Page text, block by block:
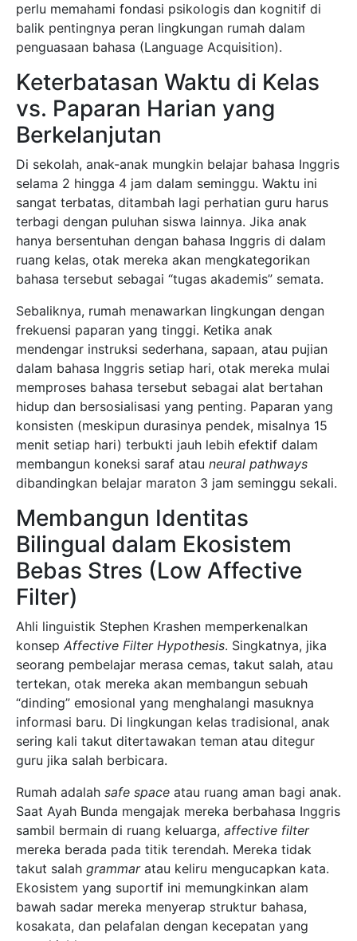
perlu memahami fondasi psikologis dan kognitif di
balik pentingnya peran lingkungan rumah dalam
penguasaan bahasa (Language Acquisition).
Keterbatasan Waktu di Kelas
vs. Paparan Harian yang
Berkelanjutan
Di sekolah, anak-anak mungkin belajar bahasa Inggris
selama 2 hingga 4 jam dalam seminggu. Waktu ini
sangat terbatas, ditambah lagi perhatian guru harus
terbagi dengan puluhan siswa lainnya. Jika anak
hanya bersentuhan dengan bahasa Inggris di dalam
ruang kelas, otak mereka akan mengkategorikan
bahasa tersebut sebagai “tugas akademis” semata.
Sebaliknya, rumah menawarkan lingkungan dengan
frekuensi paparan yang tinggi. Ketika anak
mendengar instruksi sederhana, sapaan, atau pujian
dalam bahasa Inggris setiap hari, otak mereka mulai
memproses bahasa tersebut sebagai alat bertahan
hidup dan bersosialisasi yang penting. Paparan yang
konsisten (meskipun durasinya pendek, misalnya 15
menit setiap hari) terbukti jauh lebih efektif dalam
membangun koneksi saraf atau neural pathways
dibandingkan belajar maraton 3 jam seminggu sekali.
Membangun Identitas
Bilingual dalam Ekosistem
Bebas Stres (Low Affective
Filter)
Ahli linguistik Stephen Krashen memperkenalkan
konsep Affective Filter Hypothesis. Singkatnya, jika
seorang pembelajar merasa cemas, takut salah, atau
tertekan, otak mereka akan membangun sebuah
“dinding” emosional yang menghalangi masuknya
informasi baru. Di lingkungan kelas tradisional, anak
sering kali takut ditertawakan teman atau ditegur
guru jika salah berbicara.
Rumah adalah safe space atau ruang aman bagi anak.
Saat Ayah Bunda mengajak mereka berbahasa Inggris
sambil bermain di ruang keluarga, affective filter
mereka berada pada titik terendah. Mereka tidak
takut salah grammaratau keliru mengucapkan kata.
Ekosistem yang suportif ini memungkinkan alam
bawah sadar mereka menyerap struktur bahasa,
kosakata, dan pelafalan dengan kecepatan yang